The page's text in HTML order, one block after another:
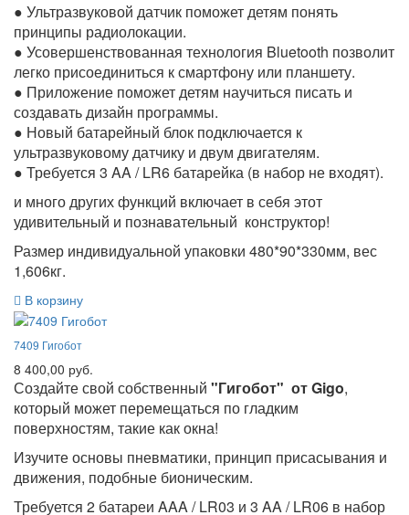
● Ультразвуковой датчик поможет детям понять
принципы радиолокации.
● Усовершенствованная технология Bluetooth позволит
легко присоединиться к смартфону или планшету.
● Приложение поможет детям научиться писать и
создавать дизайн программы.
● Новый батарейный блок подключается к
ультразвуковому датчику и двум двигателям.
● Требуется 3 AA / LR6 батарейка (в набор не входят).
и много других функций включает в себя этот
удивительный и познавательный конструктор!
Размер индивидуальной упаковки 480*90*330мм, вес
1,606кг.
В корзину
7409 Гигобот
8 400,00 руб.
Создайте свой собственный "Гигобот" от Gigo,
который может перемещаться по гладким
поверхностям, такие как окна!
Изучите основы пневматики, принцип присасывания и
движения, подобные бионическим.
Требуется 2 батареи AAA / LR03 и 3 AA / LR06 в набор